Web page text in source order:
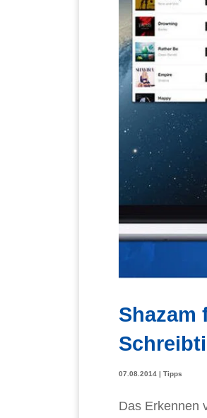
Shazam
07.08.2014 | Tipps
Das Erkennen